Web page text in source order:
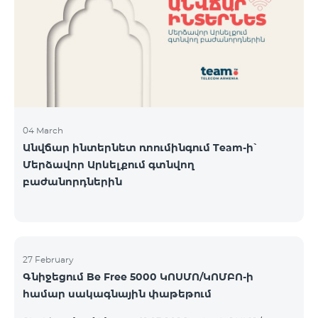
Կիրակի-08․03 Երևան Կենտրոն Իսակովի
պողոտա 3/7 09:00-18:00 09:00-18:00 10:00-19:00
Երևան Կենտրոն Խորենացու փողոց 26/26 09:00-
04 March
Անվճար ինտերնետ ռոումինգում Team-ի՝
Մերձավոր Արևելքում գտնվող
բաժանորդներին
27 February
Գնիջեցում Be Free 5000 ԿՈՍՄՈ/ԿՈՄԲՈ-ի
համար սակագնային փաթեթում